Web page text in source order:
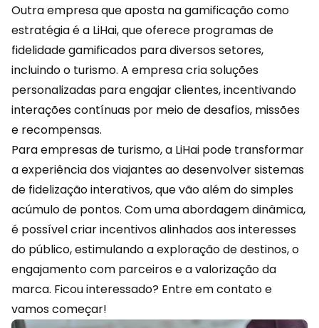
Outra empresa que aposta na gamificação como
estratégia é a LiHai, que oferece programas de
fidelidade gamificados para diversos setores,
incluindo o turismo. A empresa cria soluções
personalizadas para engajar clientes, incentivando
interações contínuas por meio de desafios, missões
e recompensas.
Para empresas de turismo, a LiHai pode transformar
a experiência dos viajantes ao desenvolver sistemas
de fidelização interativos, que vão além do simples
acúmulo de pontos. Com uma abordagem dinâmica,
é possível criar incentivos alinhados aos interesses
do público, estimulando a exploração de destinos, o
engajamento com parceiros e a valorização da
marca. Ficou interessado? Entre em contatoe
vamos começar!